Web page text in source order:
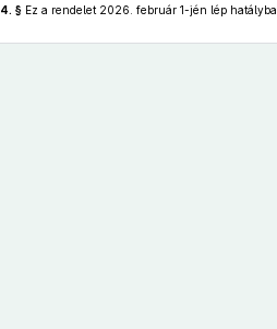
4. §Ez a rendelet 2026. február 1-jén lép hatályba.